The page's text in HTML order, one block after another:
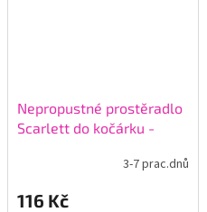
Nepropustné prostěradlo
Scarlett do kočárku -
3-7 prac.dnů
116 Kč